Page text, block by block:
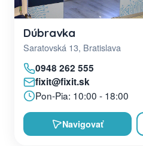
Dúbravka
Saratovská 13, Bratislava
0948 262 555
fixit@fixit.sk
Pon-Pia: 10:00 - 18:00
Navigovať